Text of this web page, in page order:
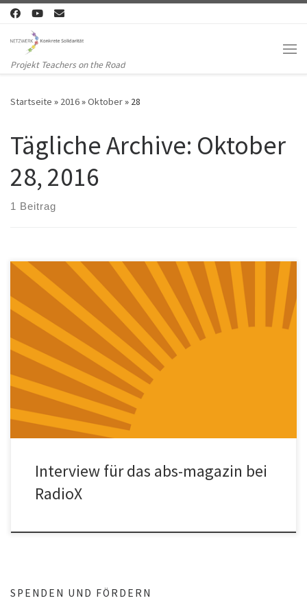
Zum Inhalt springen
Projekt Teachers on the Road
Startseite » 2016»Oktober» 28
Tägliche Archive: Oktober
28, 2016
1 Beitrag
Das Interview von Timur Beygo mit dem abs-magazin von RadioX
über das Projekt Teachers on the Road vom Netzwerk Konkrete
[…]
Interview für das abs-magazin bei
RadioX
SPENDEN UND FÖRDERN